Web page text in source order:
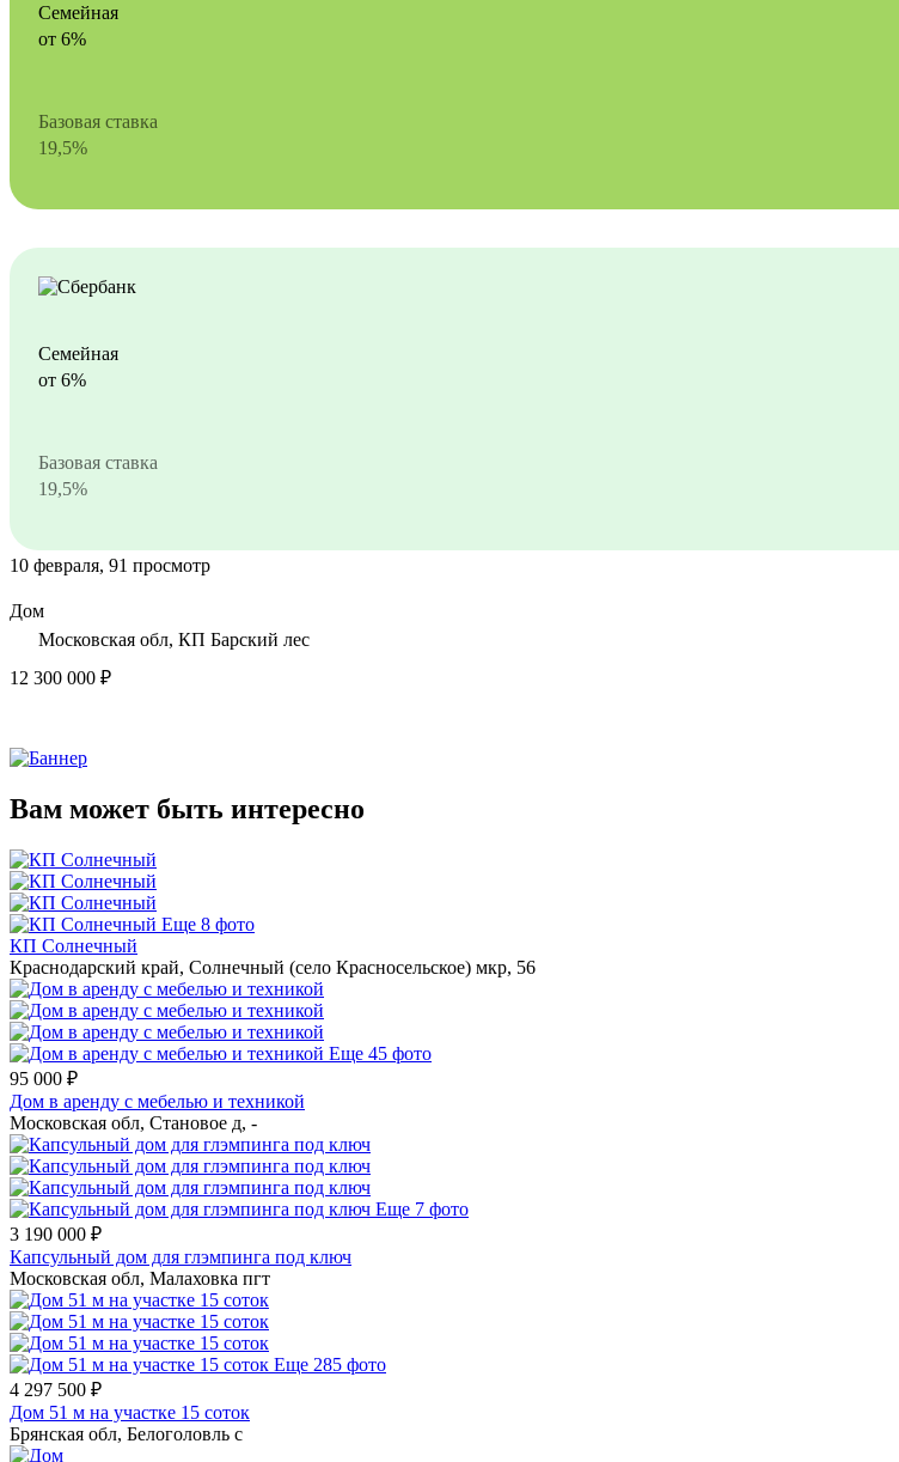
Семейная
от 6%
Базовая ставка
19,5%
Семейная
от 6%
Базовая ставка
19,5%
10 февраля, 91 просмотр
Дом
Московская обл, КП Барский лес
12 300 000 ₽
Вам может быть интересно
Еще 8 фото
КП Солнечный
Краснодарский край, Солнечный (село Красносельское) мкр, 56
Еще 45 фото
95 000 ₽
Дом в аренду с мебелью и техникой
Московская обл, Становое д, -
Еще 7 фото
3 190 000 ₽
Капсульный дом для глэмпинга под ключ
Московская обл, Малаховка пгт
Еще 285 фото
4 297 500 ₽
Дом 51 м на участке 15 соток
Брянская обл, Белоголовль с